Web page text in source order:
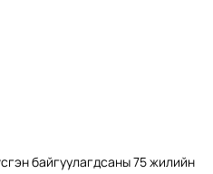
байгуулагдсаны 75 жилийн